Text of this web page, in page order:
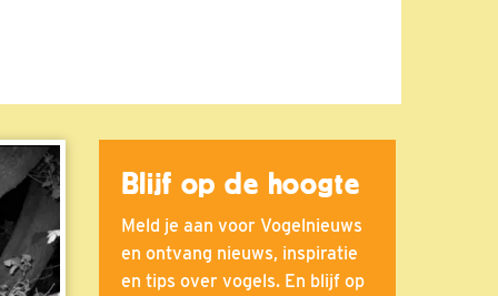
Blijf op de hoogte
Meld je aan voor Vogelnieuws
en ontvang nieuws, inspiratie
en tips over vogels. En blijf op